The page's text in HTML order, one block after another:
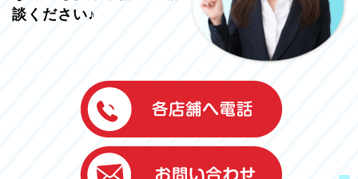
談ください♪
伊藤車輌（本社）
050-5851-0337
グッドワン浜松
050-5851-0338